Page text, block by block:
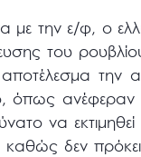
με την ε/φ, ο
του
αποτέλεσμα την
όπως ανέφεραν
να
δεν